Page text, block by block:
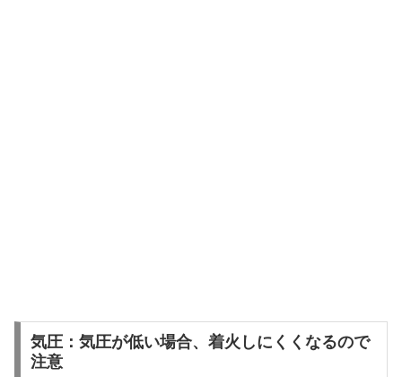
気圧：気圧が低い場合、着火しにくくなるので
注意